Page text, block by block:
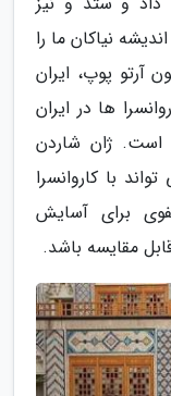
نیاکان ما را
آرتو پوپ، ایران
ها در ایران
است. ژان شاردن
با کاروانسرا
برای آسایش
مقایسه باشد.